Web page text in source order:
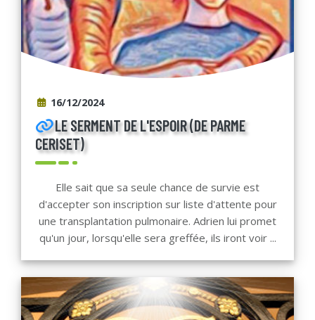
16/12/2024
LE SERMENT DE L'ESPOIR (DE PARME
CERISET)
Elle sait que sa seule chance de survie est
d'accepter son inscription sur liste d'attente pour
une transplantation pulmonaire. Adrien lui promet
qu'un jour, lorsqu'elle sera greffée, ils iront voir ...